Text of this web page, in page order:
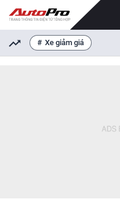
Xe giảm giá